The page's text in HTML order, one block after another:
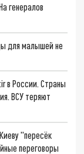
генералов
для малышей не
в России. Страны
ВСУ теряют
"пересёк
переговоры